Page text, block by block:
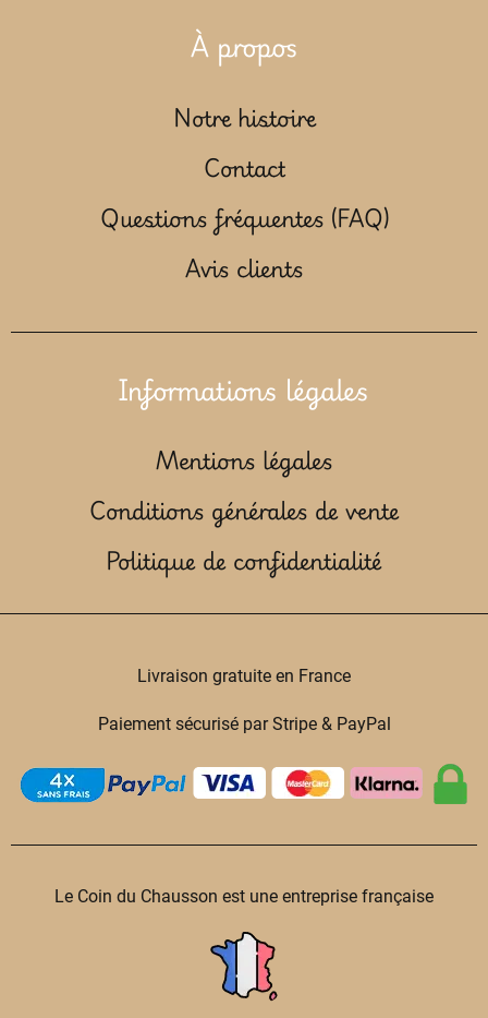
À propos
Notre histoire
Contact
Questions fréquentes (FAQ)
Avis clients
Informations légales
Mentions légales
Conditions générales de vente
Politique de confidentialité
Livraison gratuite en France
Paiement sécurisé par Stripe & PayPal
Le Coin du Chausson est une entreprise française